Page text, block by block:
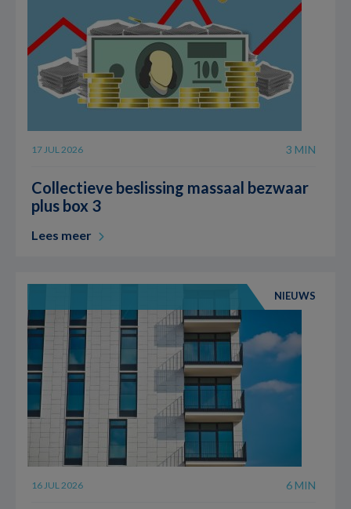
17 JUL 2026 3 MIN
Collectieve beslissing massaal bezwaar
plus box 3
Lees meer
NIEUWS
16 JUL 2026 6 MIN